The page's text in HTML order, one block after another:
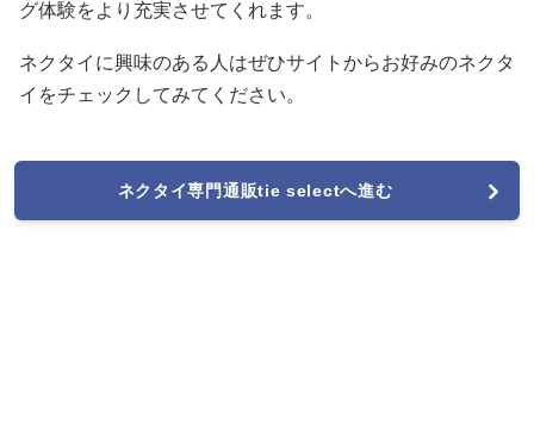
グ体験をより充実させてくれます。
ネクタイに興味のある人はぜひサイトからお好みのネクタ
イをチェックしてみてください。
ネクタイ専門通販tie selectへ進む